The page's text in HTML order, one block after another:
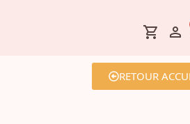
RETOUR